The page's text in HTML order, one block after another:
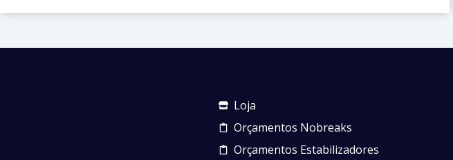
Loja
Orçamentos Nobreaks
Orçamentos Estabilizadores